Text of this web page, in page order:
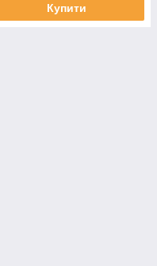
Купити